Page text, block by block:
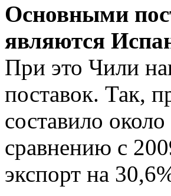
Основными
являются
При это Чили
поставок. Так,
составило
сравнению с
экспорт на